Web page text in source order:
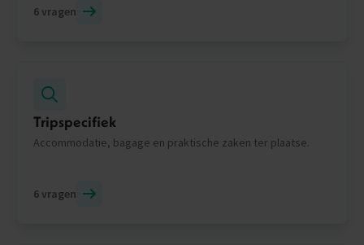
6 vragen
Tripspecifiek
Accommodatie, bagage en praktische zaken ter plaatse.
6 vragen